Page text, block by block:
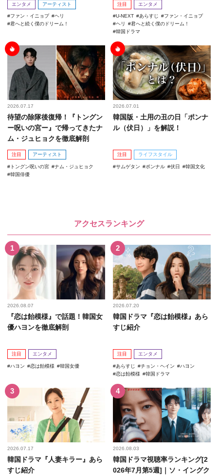
エンタメ アーティスト
ファン・イニョプ
ヘリ
君へと続く僕のドリーム！
注目 エンタメ
U-NEXT あらすじ
ファン・イニョプ
ヘリ
君へと続く僕のドリーム！
韓国ドラマ
2026.07.17
待望の除隊後復帰！『トングン
ー呪いの宮ー』で帰ってきたナ
ム・ジュヒョクを徹底解剖
注目 アーティスト
トングン呪いの宮
ナム・ジュヒョク
韓国俳優
2026.07.01
韓国版・土用の丑の日「ポンナ
ル（伏日）」を解説！
注目 ライフスタイル
サムゲタン ポンナル 伏日 韓国文化
アクセスランキング
2026.08.07
『恋は飴模様』で話題！韓国女
優ハヨンを徹底解剖
注目 エンタメ
ハヨン 恋は飴模様 韓国女優
2026.07.20
韓国ドラマ『恋は飴模様』あら
すじ紹介
注目 エンタメ
あらすじ チョン・ヘイン
ハヨン
恋は飴模様
韓国ドラマ
2026.07.17
韓国ドラマ『人妻キラー』あら
すじ紹介
2026.08.03
韓国ドラマ視聴率ランキング[2
026年7月第5週]｜ソ・イングク